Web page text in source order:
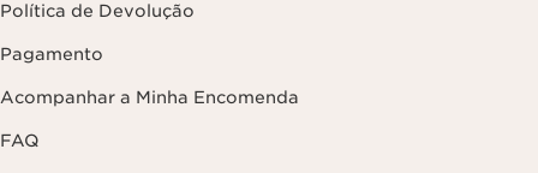
Política de Devolução
Pagamento
Acompanhar a Minha Encomenda
FAQ